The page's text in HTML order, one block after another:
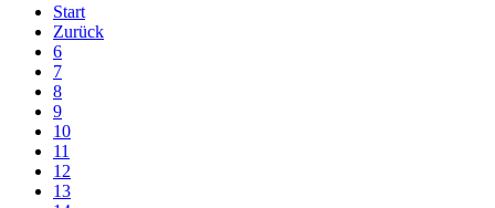
Start
Zurück
6
7
8
9
10
11
12
13